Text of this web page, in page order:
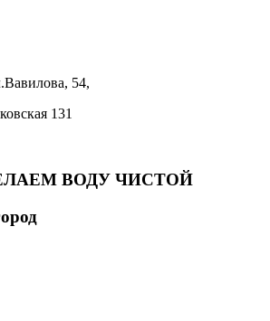
54,
131
ВОДУ ЧИСТОЙ